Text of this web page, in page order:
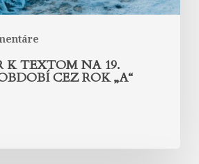
K TEXTOM NA 19.
CEZ ROK „A“